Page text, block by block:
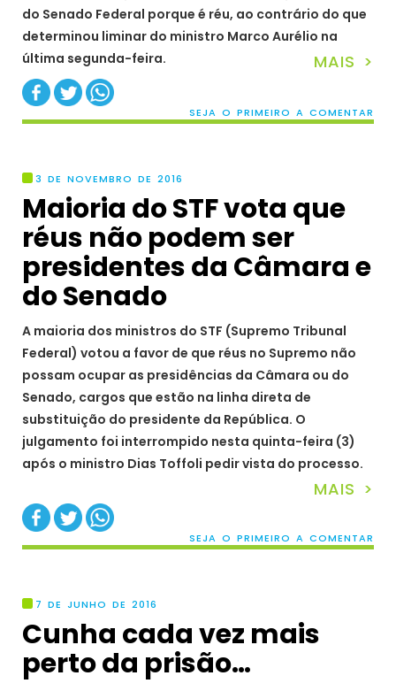
do Senado Federal porque é réu, ao contrário do que
determinou liminar do ministro Marco Aurélio na
última segunda-feira.
MAIS >
SEJA O PRIMEIRO A COMENTAR
3 DE NOVEMBRO DE 2016
Maioria do STF vota que
réus não podem ser
presidentes da Câmara e
do Senado
A maioria dos ministros do STF (Supremo Tribunal
Federal) votou a favor de que réus no Supremo não
possam ocupar as presidências da Câmara ou do
Senado, cargos que estão na linha direta de
substituição do presidente da República. O
julgamento foi interrompido nesta quinta-feira (3)
após o ministro Dias Toffoli pedir vista do processo.
MAIS >
SEJA O PRIMEIRO A COMENTAR
7 DE JUNHO DE 2016
Cunha cada vez mais
perto da prisão…